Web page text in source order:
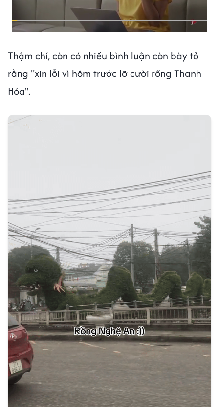
Thậm chí, còn có nhiều bình luận còn bày tỏ
rằng "xin lỗi vì hôm trước lỡ cười rồng Thanh
Hóa".